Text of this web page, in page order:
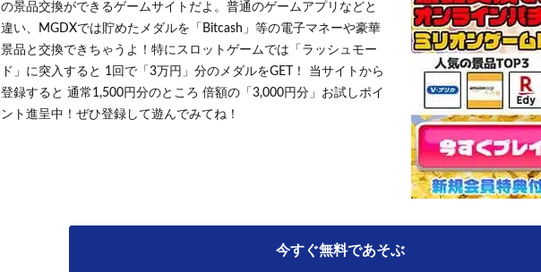
の景品交換ができるゲームサイトだよ。普通のゲームアプリなどと
違い、MGDXでは貯めたメダルを「Bitcash」等の電子マネーや豪華
景品と交換できちゃうよ！特にスロットゲームでは「ラッシュモー
ド」に突入すると 1回で「3万円」分のメダルをGET！ 当サイトから
登録すると 通常1,500円分のところ 倍額の「3,000円分」お試しポイ
ント進呈中！ぜひ登録して遊んでみてね！
今すぐ無料であそぶ